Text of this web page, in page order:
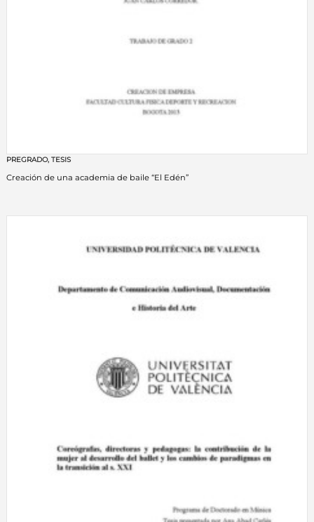
PREGRADO, TESIS
Creación de una academia de baile “El Edén”